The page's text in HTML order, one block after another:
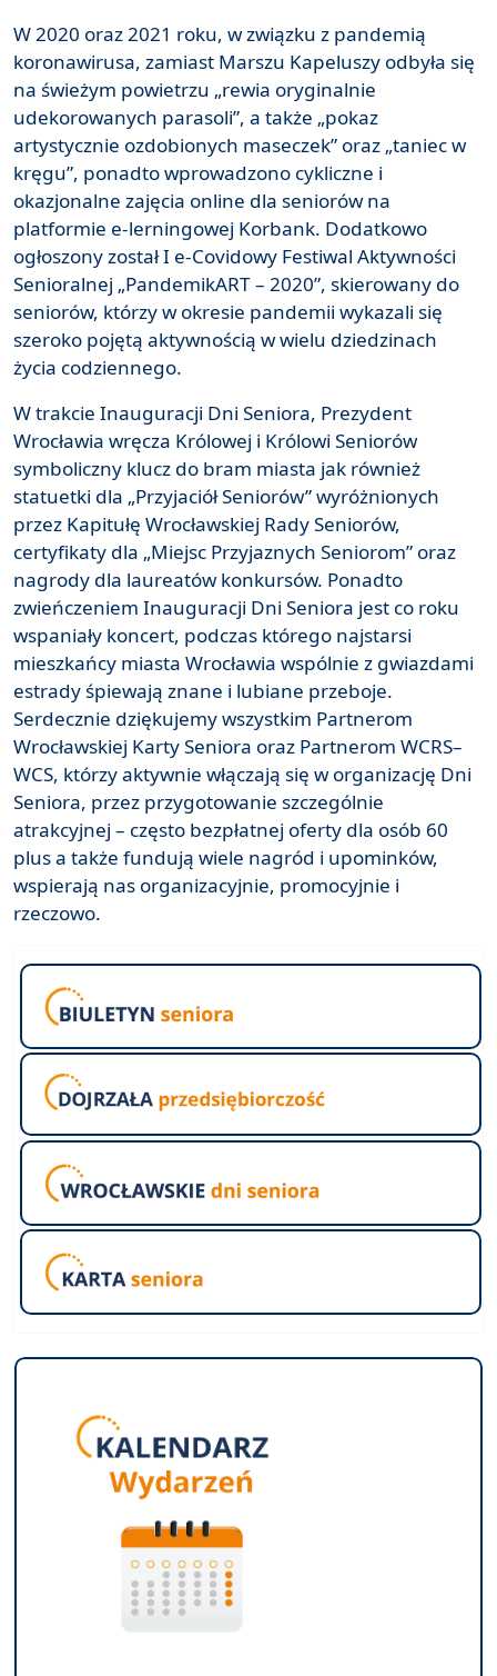
W 2020 oraz 2021 roku, w związku z pandemią
koronawirusa, zamiast Marszu Kapeluszy odbyła się
na świeżym powietrzu „rewia oryginalnie
udekorowanych parasoli”, a także „pokaz
artystycznie ozdobionych maseczek” oraz „taniec w
kręgu”, ponadto wprowadzono cykliczne i
okazjonalne zajęcia online dla seniorów na
platformie e-lerningowej Korbank. Dodatkowo
ogłoszony został I e-Covidowy Festiwal Aktywności
Senioralnej „PandemikART – 2020”, skierowany do
seniorów, którzy w okresie pandemii wykazali się
szeroko pojętą aktywnością w wielu dziedzinach
życia codziennego.
W trakcie Inauguracji Dni Seniora, Prezydent
Wrocławia wręcza Królowej i Królowi Seniorów
symboliczny klucz do bram miasta jak również
statuetki dla „Przyjaciół Seniorów” wyróżnionych
przez Kapitułę Wrocławskiej Rady Seniorów,
certyfikaty dla „Miejsc Przyjaznych Seniorom” oraz
nagrody dla laureatów konkursów. Ponadto
zwieńczeniem Inauguracji Dni Seniora jest co roku
wspaniały koncert, podczas którego najstarsi
mieszkańcy miasta Wrocławia wspólnie z gwiazdami
estrady śpiewają znane i lubiane przeboje.
Serdecznie dziękujemy wszystkim Partnerom
Wrocławskiej Karty Seniora oraz Partnerom WCRS–
WCS, którzy aktywnie włączają się w organizację Dni
Seniora, przez przygotowanie szczególnie
atrakcyjnej – często bezpłatnej oferty dla osób 60
plus a także fundują wiele nagród i upominków,
wspierają nas organizacyjnie, promocyjnie i
rzeczowo.